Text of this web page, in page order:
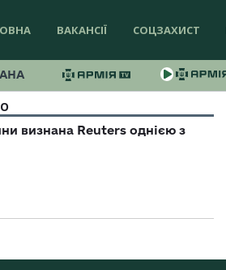
ВАКАНСІЇ СОЦЗАХИСТ
визнана Reuters однією з